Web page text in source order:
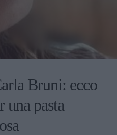
Bruni: ecco
una pasta